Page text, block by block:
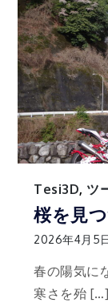
Tesi3D, ツ
桜を見
2026年4月5
春の陽気に
寒さを殆 […]